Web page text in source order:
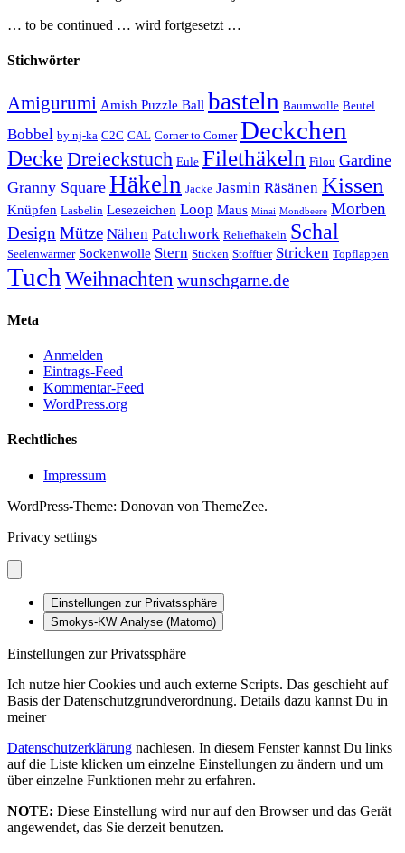
… to be continued … wird fortgesetzt …
Stichwörter
Amigurumi Amish Puzzle Ball basteln Baumwolle Beutel
Bobbel by nj-ka C2C CAL Corner to Corner Deckchen
Decke Dreieckstuch Eule Filethäkeln Filou Gardine
Granny Square Häkeln Jacke Jasmin Räsänen Kissen
Knüpfen Lasbelin Lesezeichen Loop Maus Minai Mondbeere Morben
DesignMütze Nähen Patchwork Reliefhäkeln Schal
Seelenwärmer Sockenwolle Stern Sticken Stofftier Stricken Topflappen
TuchWeihnachten wunschgarne.de
Meta
Anmelden
Eintrags-Feed
Kommentar-Feed
WordPress.org
Rechtliches
Impressum
WordPress-Theme: Donovan von ThemeZee.
Privacy settings
Einstellungen zur Privatssphäre
Smokys-KW Analyse (Matomo)
Einstellungen zur Privatssphäre
Ich nutze hier Cookies und auch externe Scripts. Das geschieht auf
Basis der Datenschutzgrundverordnung. Details dazu kannst Du in
meiner
Datenschutzerklärung nachlesen. In diesem Fenster kannst Du links
auf die Liste klicken um einzelne Einstellungen zu ändern und um
über einzelne Funktionen mehr zu erfahren.
NOTE: Diese Einstellung wird nur auf den Browser und das Gerät
angewendet, das Sie derzeit benutzen.